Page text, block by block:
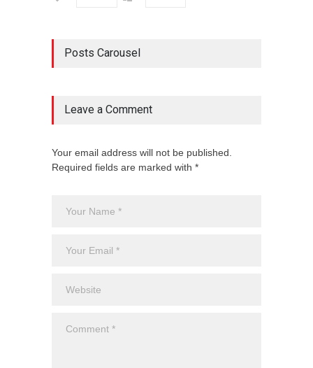
Posts Carousel
Leave a Comment
Your email address will not be published.
Required fields are marked with *